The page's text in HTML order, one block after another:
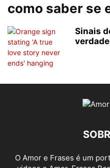
como saber se
Sinais
O Amor e Frases é um